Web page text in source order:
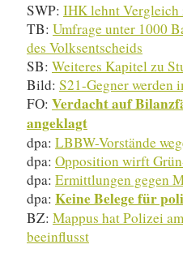
SWP: IHK lehnt Vergleich
TB: Umfrage unter 1000
des Volksentscheids
SB: Weiteres Kapitel zu
Bild: S21-Gegner werden
FO: Verdacht auf
angeklagt
dpa: LBBW-Vorstände
dpa: Opposition wirft
dpa: Ermittlungen gegen
dpa: Keine Belege für
BZ: Mappus hat Polizei
beeinflusst